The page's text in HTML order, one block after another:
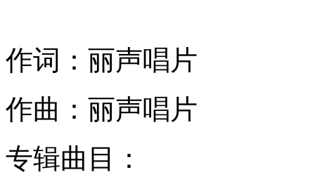
作词：丽声唱片
作曲：丽声唱片
专辑曲目：